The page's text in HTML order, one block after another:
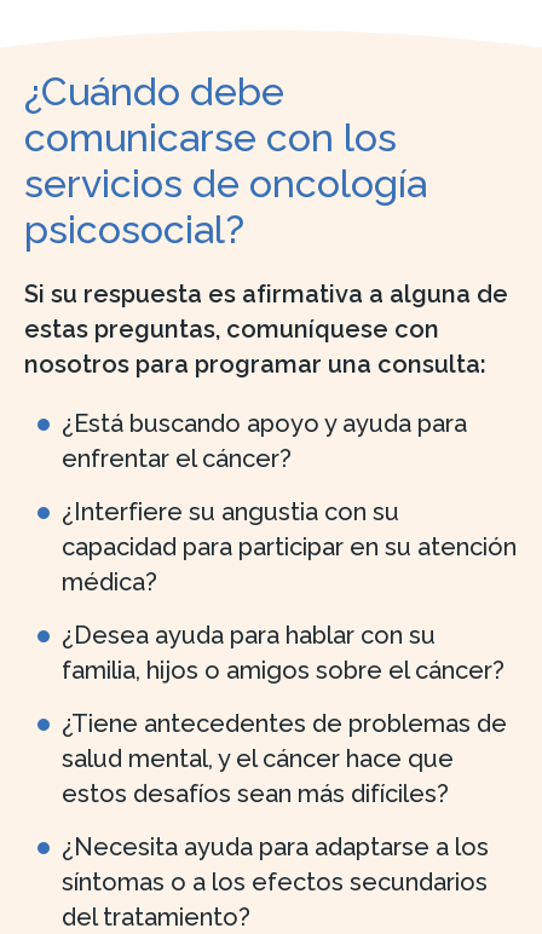
¿Cuándo debe
comunicarse con los
servicios de oncología
psicosocial?
Si su respuesta es afirmativa a alguna de
estas preguntas, comuníquese con
nosotros para programar una consulta:
¿Está buscando apoyo y ayuda para
enfrentar el cáncer?
¿Interfiere su angustia con su
capacidad para participar en su atención
médica?
¿Desea ayuda para hablar con su
familia, hijos o amigos sobre el cáncer?
¿Tiene antecedentes de problemas de
salud mental, y el cáncer hace que
estos desafíos sean más difíciles?
¿Necesita ayuda para adaptarse a los
síntomas o a los efectos secundarios
del tratamiento?